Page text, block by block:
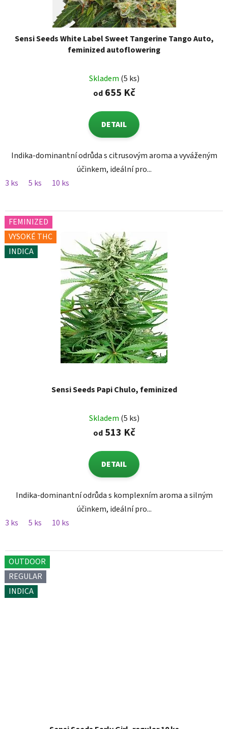
Sensi Seeds White Label Sweet Tangerine Tango Auto,
feminized autoflowering
Skladem (5 ks)
od655 Kč
DETAIL
Indika-dominantní odrůda s citrusovým aroma a vyváženým
účinkem, ideální pro...
3 ks
5 ks 10 ks
FEMINIZED
VYSOKÉ THC
INDICA
Sensi Seeds Papi Chulo, feminized
Skladem (5 ks)
od513 Kč
DETAIL
Indika-dominantní odrůda s komplexním aroma a silným
účinkem, ideální pro...
3 ks
5 ks 10 ks
OUTDOOR
REGULAR
INDICA